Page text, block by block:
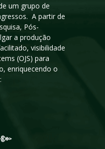
um grupo de
A partir de
Pós-
a produção
visibilidade
(OJS) para
enriquecendo o